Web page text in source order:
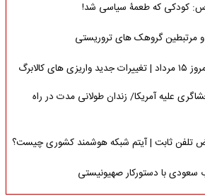
کودکی که طعمۀ سیاسی شد!
کالابرگ
علیه آمریکا/ زندان طولانی مدت در راه
تلفن ثابت | آیتم شبکه هوشمند کشوری چیست؟
سعودی با دستورکار صهیونیستی